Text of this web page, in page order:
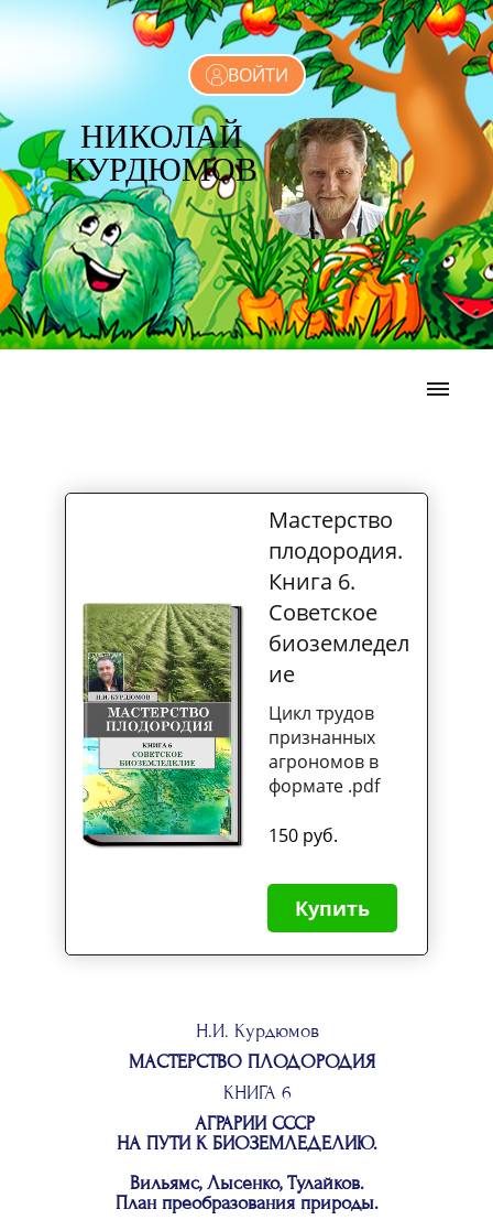
ВОЙТИ
НИКОЛАЙ
КУРДЮМОВ
Мастерство
плодородия.
Книга 6.
Советское
биоземледел
ие
Цикл трудов
признанных
агрономов в
формате .pdf
150 руб.
Купить
Н.И. Курдюмов
МАСТЕРСТВО ПЛОДОРОДИЯ
КНИГА 6
АГРАРИИ СССР
НА ПУТИ К БИОЗЕМЛЕДЕЛИЮ.
Вильямс, Лысенко, Тулайков.
План преобразования природы.